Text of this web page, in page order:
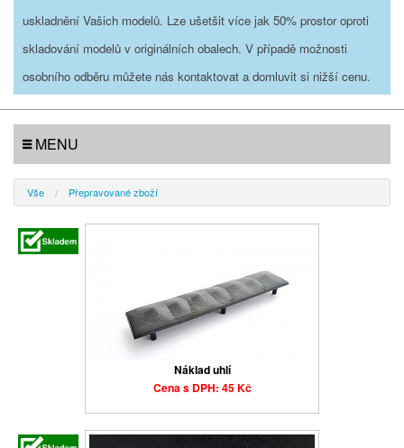
uskladnění Vašich modelů. Lze ušetšit více jak 50% prostor oproti
skladování modelů v originálních obalech. V případě možnosti
osobního odběru můžete nás kontaktovat a domluvit si nižší cenu.
MENU
Vše Přepravované zboží
Náklad uhlí
Cena s DPH: 45 Kč